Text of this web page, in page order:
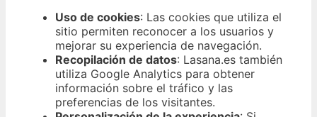
Uso de cookies: Las cookies que utiliza el
sitio permiten reconocer a los usuarios y
mejorar su experiencia de navegación.
Recopilación de datos: Lasana.es también
utiliza Google Analytics para obtener
información sobre el tráfico y las
preferencias de los visitantes.